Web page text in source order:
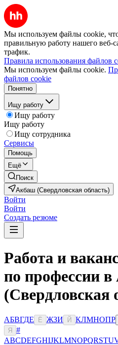
Мы используем файлы cookie,
правильную работу нашего веб-
трафик.
Правила использования файлов
Мы используем файлы cookie.
файлов cookie
Понятно
Ищу работу
Ищу работу
Ищу работу
Ищу сотрудника
Сервисы
Помощь
Ещё
Поиск
Акбаш (Свердловская область)
Войти
Войти
Создать резюме
Работа и
по профессии
(Свердловская
АБВГДЕ Ё ЖЗИ Й КЛМНОПР
Я
#
ABCDEFGHIJKLMNOPQRSTU